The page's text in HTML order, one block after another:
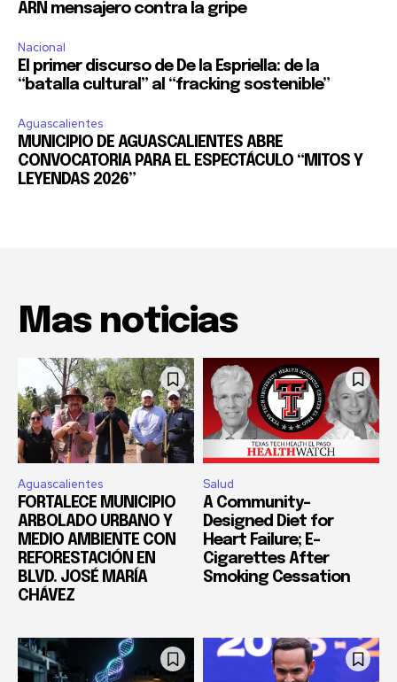
ARN mensajero contra la gripe
Nacional
El primer discurso de De la Espriella: de la
“batalla cultural” al “fracking sostenible”
Aguascalientes
MUNICIPIO DE AGUASCALIENTES ABRE
CONVOCATORIA PARA EL ESPECTÁCULO “MITOS Y
LEYENDAS 2026”
Mas noticias
Aguascalientes
FORTALECE MUNICIPIO
ARBOLADO URBANO Y
MEDIO AMBIENTE CON
REFORESTACIÓN EN
BLVD. JOSÉ MARÍA
CHÁVEZ
Salud
A Community-
Designed Diet for
Heart Failure; E-
Cigarettes After
Smoking Cessation